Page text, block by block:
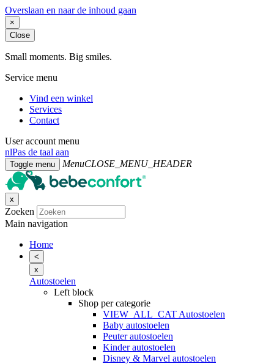
Overslaan en naar de inhoud gaan
×
Close
Small moments. Big smiles.
Service menu
Vind een winkel
Services
Contact
User account menu
nlPas de taal aan
Toggle menu MenuCLOSE_MENU_HEADER
x
Zoeken
Main navigation
Home
<
x
Autostoelen
Left block
Shop per categorie
VIEW_ALL_CAT Autostoelen
Baby autostoelen
Peuter autostoelen
Kinder autostoelen
Disney & Marvel autostoelen